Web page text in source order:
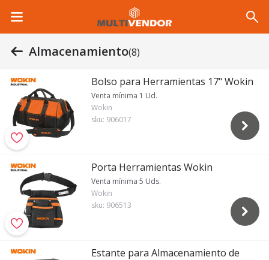
Almacenamiento(8)
Bolso para Herramientas 17" Wokin
Venta mínima 1 Ud.
Wokin
sku: 906017
Porta Herramientas Wokin
Venta mínima 5 Uds.
Wokin
sku: 906513
Estante para Almacenamiento de